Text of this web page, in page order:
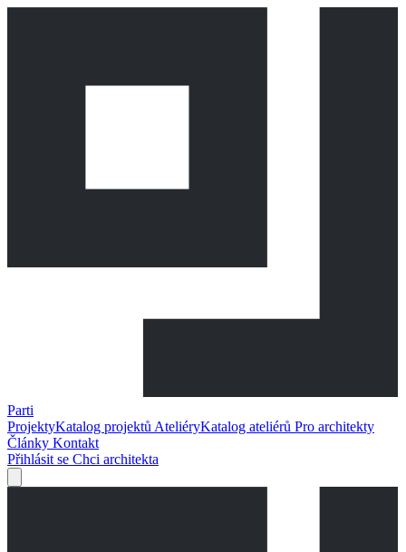
Parti
ProjektyKatalog projektů AteliéryKatalog ateliérů Pro architekty
Články Kontakt
Přihlásit se Chci architekta